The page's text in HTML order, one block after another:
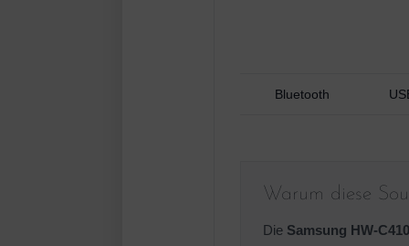
Bluetooth
Warum diese
Die Samsung HW-